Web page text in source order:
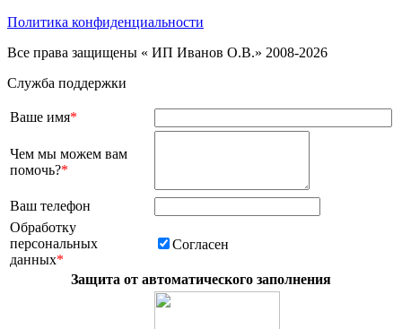
Политика конфиденциальности
Все права защищены « ИП Иванов О.В.» 2008-2026
Служба поддержки
Ваше имя*
Чем мы можем вам
помочь?*
Ваш телефон
Обработку
персональных
данных*
Согласен
Защита от автоматического заполнения